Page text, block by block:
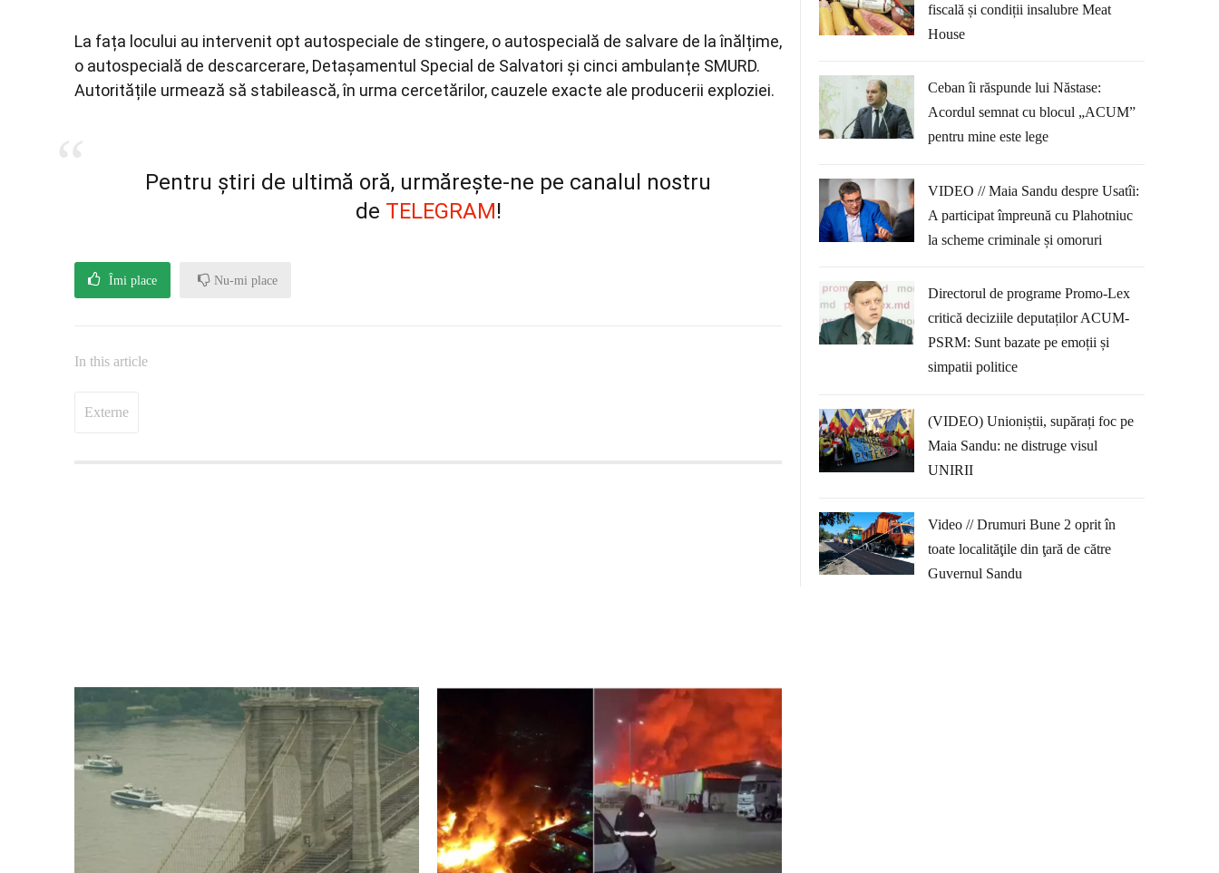
La fața locului au intervenit opt autospeciale de stingere, o autospecială de salvare de la înălțime,
o autospecială de descarcerare, Detașamentul Special de Salvatori și cinci ambulanțe SMURD.
Autoritățile urmează să stabilească, în urma cercetărilor, cauzele exacte ale producerii exploziei.
Pentru știri de ultimă oră, urmărește-ne pe canalul nostru
de TELEGRAM!
Îmi place Nu-mi place
In this article
Externe
fiscală și condiții insalubre Meat
House
Ceban îi răspunde lui Năstase:
Acordul semnat cu blocul „ACUM”
pentru mine este lege
VIDEO // Maia Sandu despre Usatîi:
A participat împreună cu Plahotniuc
la scheme criminale și omoruri
Directorul de programe Promo-Lex
critică deciziile deputaților ACUM-
PSRM: Sunt bazate pe emoții și
simpatii politice
(VIDEO) Unioniștii, supărați foc pe
Maia Sandu: ne distruge visul
UNIRII
Video // Drumuri Bune 2 oprit în
toate localităţile din ţară de către
Guvernul Sandu